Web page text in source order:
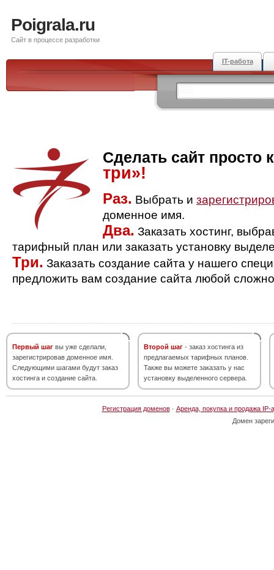
Poigrala.ru
Сайт в процессе разработки
IT-работа
Сделать сайт просто
три»!
Раз. Выбрать и
доменное имя.
Два. Заказать хостинг,
тарифный план или заказать установку
Три. Заказать создание сайта у нашего
предложить вам создание сайта любой
Первый шаг вы уже сделали,
зарегистрировав доменное имя.
Следующими шагами будут заказ
хостинга и создание сайта.
Второй шаг - заказ хостинга из
предлагаемых тарифных планов.
Также вы можете заказать у нас
установку выделенного сервера.
Регистрация доменов· Аренда, покупка и продажа IP-
Домен